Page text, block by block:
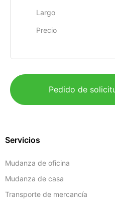
Largo
Precio
Pedido de
Servicios
Mudanza de oficina
Mudanza de casa
Transporte de mercancía